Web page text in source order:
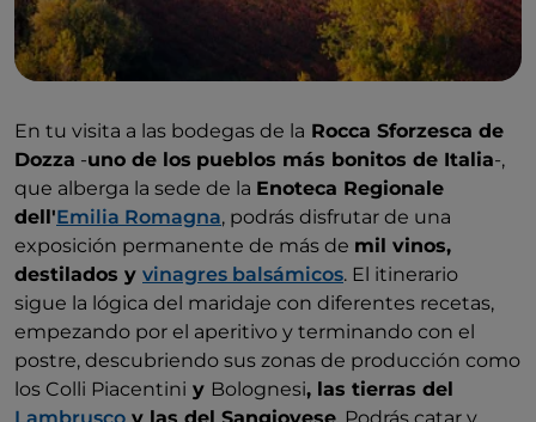
En tu visita a las bodegas de la Rocca Sforzesca de
Dozza -uno de los pueblos más bonitos de Italia-,
que alberga la sede de la Enoteca Regionale
dell'Emilia Romagna, podrás disfrutar de una
exposición permanente de más de mil vinos,
destilados y vinagres balsámicos. El itinerario
sigue la lógica del maridaje con diferentes recetas,
empezando por el aperitivo y terminando con el
postre, descubriendo sus zonas de producción como
los Colli Piacentini y Bolognesi, las tierras del